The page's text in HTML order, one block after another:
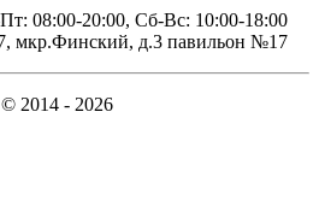
08:00-20:00, Сб-Вс: 10:00-18:00
мкр.Финский, д.3 павильон №17
2014 - 2026